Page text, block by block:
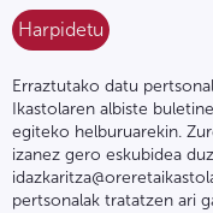
Erraztutako datu
Ikastolaren albiste
egiteko helburuarekin.
izanez gero eskubidea
pertsonalak tratatzen ari